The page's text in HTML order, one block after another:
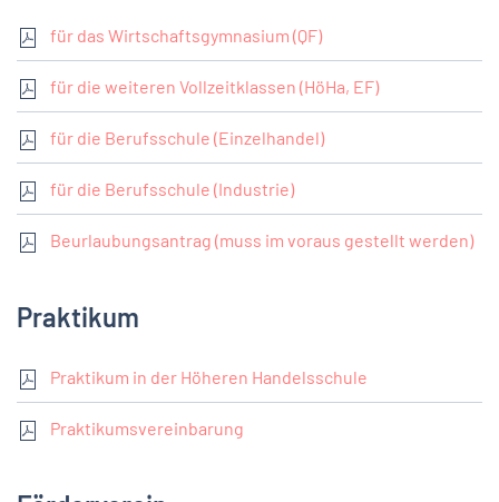
für das Wirtschaftsgymnasium (QF)
für die weiteren Vollzeitklassen (HöHa, EF)
für die Berufsschule (Einzelhandel)
für die Berufsschule (Industrie)
Beurlaubungsantrag (muss im voraus gestellt werden)
Praktikum
Praktikum in der Höheren Handelsschule
Praktikumsvereinbarung